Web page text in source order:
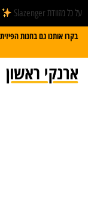
על כל מזוודת Slazenger